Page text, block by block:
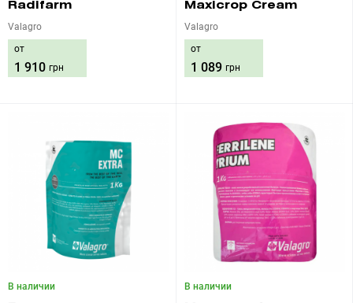
Radifarm
Valagro
от
1 910 грн
Maxicrop Сream
Valagro
от
1 089 грн
В наличии В наличии